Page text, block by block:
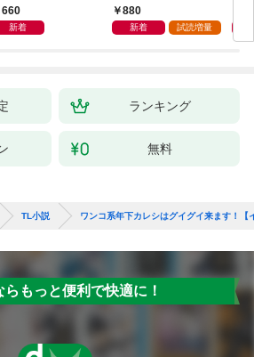
衛騎士様をえっちに
してみます！
660
新着
本人でした！？ 秘密
の官能レッスンでとろ
880
新着 試読増量
ランキング
無料
TL小説 ワンコ系年下カレシはグイグイ来ます！【
らもっと便利で快適に！